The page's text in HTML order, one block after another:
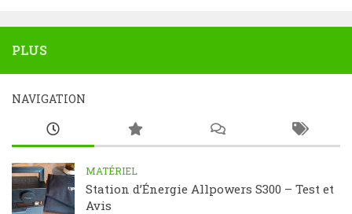
PLUS
NAVIGATION
MATÉRIEL
Station d’Énergie Allpowers S300 – Test et
Avis